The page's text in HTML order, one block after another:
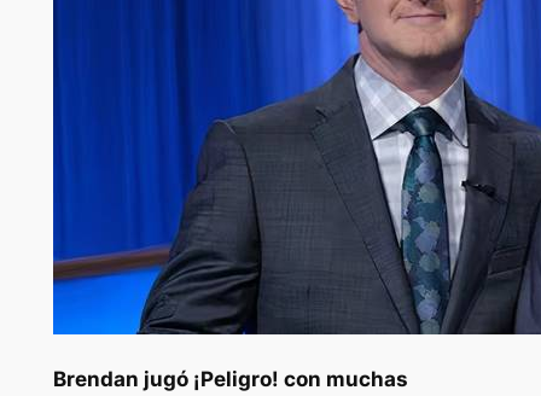
Brendan jugó ¡Peligro! con muchas